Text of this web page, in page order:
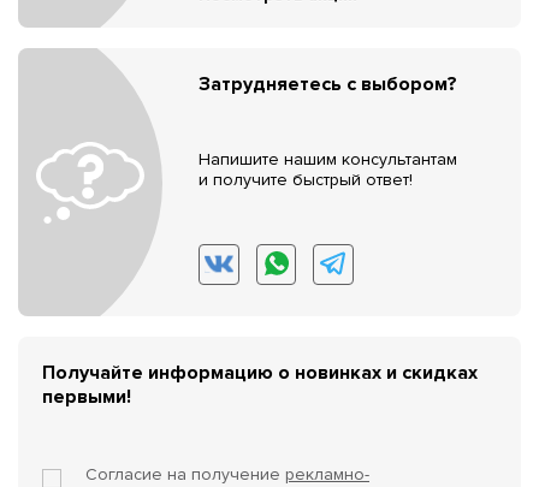
Затрудняетесь с выбором?
Напишите нашим консультантам
и получите быстрый ответ!
Получайте информацию о новинках и скидках
первыми!
Согласие на получение рекламно-